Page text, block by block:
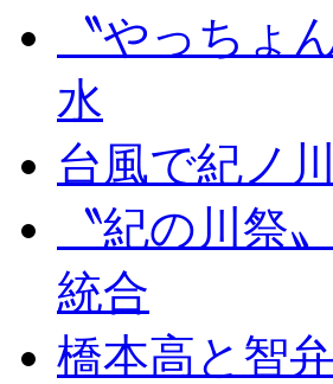
〝やっちょ
水
台風で紀ノ
〝紀の川祭
統合
橋本高と智